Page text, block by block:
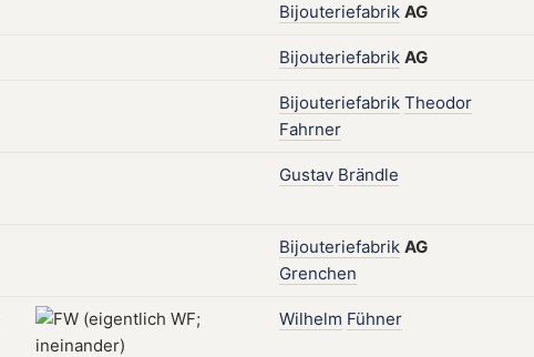
Bijouteriefabrik AG
Bijouteriefabrik AG
Bijouteriefabrik Theodor
Fahrner
Gustav Brändle
Bijouteriefabrik AG
Grenchen
Wilhelm Fühner